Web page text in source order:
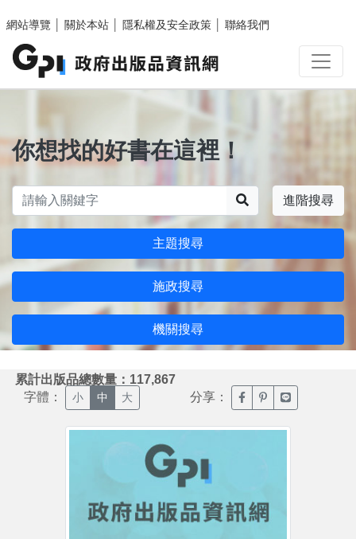
網站導覽
關於本站 隱私權及安全政策 聯絡我們
你想找的好書在這裡！
進階搜尋
主題搜尋
施政搜尋
機關搜尋
累計出版品總數量：117,867
字體： 小 中 大 分享： 臉書分享(另開新視窗)
噗浪分享(另開新
Line分享(另